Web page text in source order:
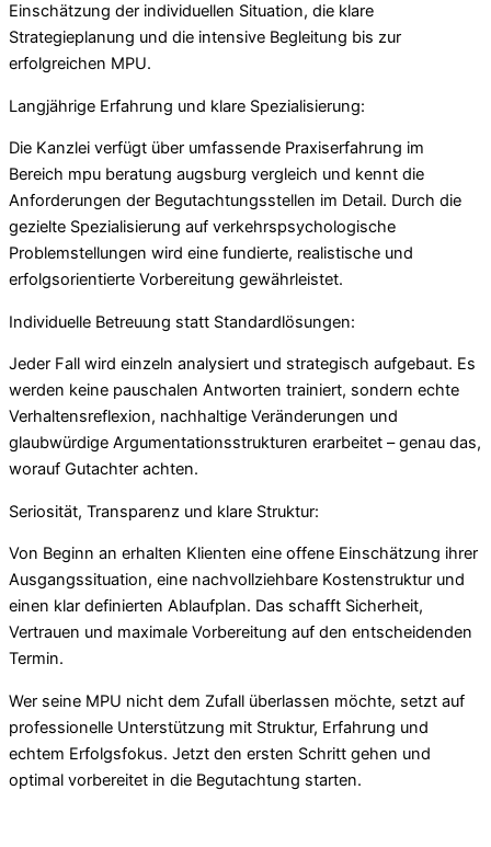
Einschätzung der individuellen Situation, die klare
Strategieplanung und die intensive Begleitung bis zur
erfolgreichen MPU.
Langjährige Erfahrung und klare Spezialisierung:
Die Kanzlei verfügt über umfassende Praxiserfahrung im
Bereich mpu beratung augsburg vergleich und kennt die
Anforderungen der Begutachtungsstellen im Detail. Durch die
gezielte Spezialisierung auf verkehrspsychologische
Problemstellungen wird eine fundierte, realistische und
erfolgsorientierte Vorbereitung gewährleistet.
Individuelle Betreuung statt Standardlösungen:
Jeder Fall wird einzeln analysiert und strategisch aufgebaut. Es
werden keine pauschalen Antworten trainiert, sondern echte
Verhaltensreflexion, nachhaltige Veränderungen und
glaubwürdige Argumentationsstrukturen erarbeitet – genau das,
worauf Gutachter achten.
Seriosität, Transparenz und klare Struktur:
Von Beginn an erhalten Klienten eine offene Einschätzung ihrer
Ausgangssituation, eine nachvollziehbare Kostenstruktur und
einen klar definierten Ablaufplan. Das schafft Sicherheit,
Vertrauen und maximale Vorbereitung auf den entscheidenden
Termin.
Wer seine MPU nicht dem Zufall überlassen möchte, setzt auf
professionelle Unterstützung mit Struktur, Erfahrung und
echtem Erfolgsfokus. Jetzt den ersten Schritt gehen und
optimal vorbereitet in die Begutachtung starten.